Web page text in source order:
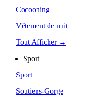
Cocooning
Vêtement de nuit
Tout Afficher →
Sport
Sport
Soutiens-Gorge